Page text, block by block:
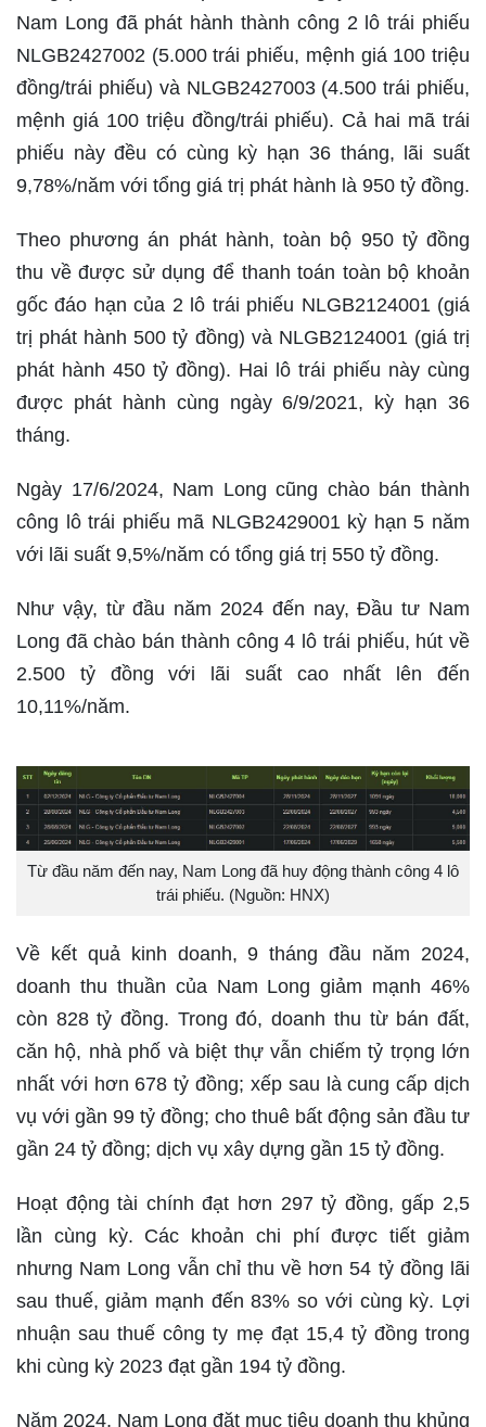
Nam Long đã phát hành thành công 2 lô trái phiếu
NLGB2427002 (5.000 trái phiếu, mệnh giá 100 triệu
đồng/trái phiếu) và NLGB2427003 (4.500 trái phiếu,
mệnh giá 100 triệu đồng/trái phiếu). Cả hai mã trái
phiếu này đều có cùng kỳ hạn 36 tháng, lãi suất
9,78%/năm với tổng giá trị phát hành là 950 tỷ đồng.
Theo phương án phát hành, toàn bộ 950 tỷ đồng
thu về được sử dụng để thanh toán toàn bộ khoản
gốc đáo hạn của 2 lô trái phiếu NLGB2124001 (giá
trị phát hành 500 tỷ đồng) và NLGB2124001 (giá trị
phát hành 450 tỷ đồng). Hai lô trái phiếu này cùng
được phát hành cùng ngày 6/9/2021, kỳ hạn 36
tháng.
Ngày 17/6/2024, Nam Long cũng chào bán thành
công lô trái phiếu mã NLGB2429001 kỳ hạn 5 năm
với lãi suất 9,5%/năm có tổng giá trị 550 tỷ đồng.
Như vậy, từ đầu năm 2024 đến nay, Đầu tư Nam
Long đã chào bán thành công 4 lô trái phiếu, hút về
2.500 tỷ đồng với lãi suất cao nhất lên đến
10,11%/năm.
Từ đầu năm đến nay, Nam Long đã huy động thành công 4 lô
trái phiếu. (Nguồn: HNX)
Về kết quả kinh doanh, 9 tháng đầu năm 2024,
doanh thu thuần của Nam Long giảm mạnh 46%
còn 828 tỷ đồng. Trong đó, doanh thu từ bán đất,
căn hộ, nhà phố và biệt thự vẫn chiếm tỷ trọng lớn
nhất với hơn 678 tỷ đồng; xếp sau là cung cấp dịch
vụ với gần 99 tỷ đồng; cho thuê bất động sản đầu tư
gần 24 tỷ đồng; dịch vụ xây dựng gần 15 tỷ đồng.
Hoạt động tài chính đạt hơn 297 tỷ đồng, gấp 2,5
lần cùng kỳ. Các khoản chi phí được tiết giảm
nhưng Nam Long vẫn chỉ thu về hơn 54 tỷ đồng lãi
sau thuế, giảm mạnh đến 83% so với cùng kỳ. Lợi
nhuận sau thuế công ty mẹ đạt 15,4 tỷ đồng trong
khi cùng kỳ 2023 đạt gần 194 tỷ đồng.
Năm 2024, Nam Long đặt mục tiêu doanh thu khủng